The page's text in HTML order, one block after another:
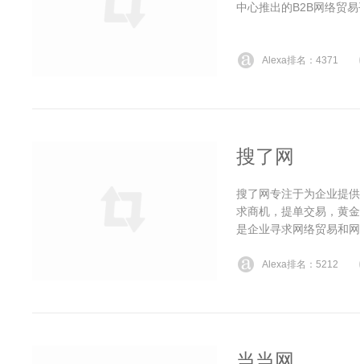
中心推出的B2B网络贸
Alexa排名：4371
搜了网
搜了网专注于为企业提
求商机，提单交易，黄
是企业寻求网络贸易和
Alexa排名：5212